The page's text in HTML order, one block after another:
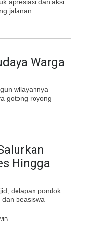
apresiasi dan aksi
jalanan.
Warga
wilayahnya
gotong royong
Hingga
delapan pondok
beasiswa